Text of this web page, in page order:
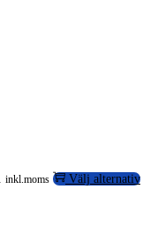
inkl.moms Välj alternativ